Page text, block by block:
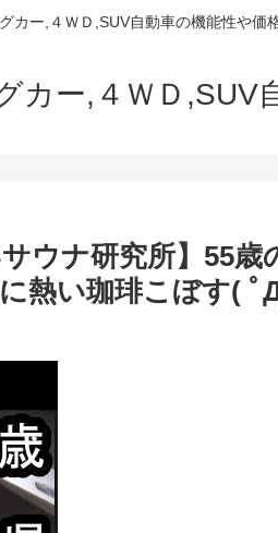
カー,４ＷＤ,SUV自動車の機能性や価
カー,４ＷＤ,SUV
ウナ研究所】55歳
熱い珈琲こぼす( ﾟ